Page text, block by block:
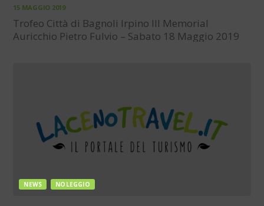
15 MAGGIO 2019
Trofeo Città di Bagnoli Irpino III Memorial
Auricchio Pietro Fulvio – Sabato 18 Maggio 2019
NEWS NOLEGGIO